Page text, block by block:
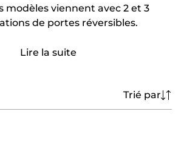
modèles viennent avec 2 et 3
de portes réversibles.
Lire la suite
Trié par